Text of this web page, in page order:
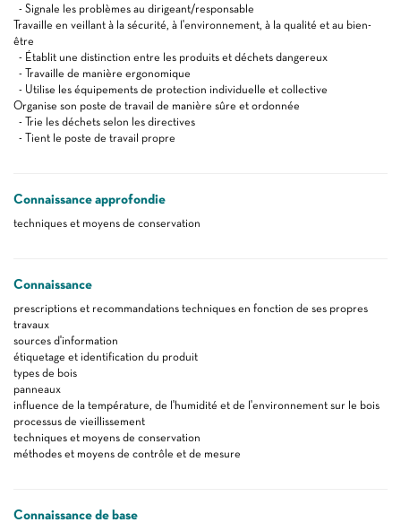
- Signale les problèmes au dirigeant/responsable
Travaille en veillant à la sécurité, à l'environnement, à la qualité et au bien-
être
- Établit une distinction entre les produits et déchets dangereux
- Travaille de manière ergonomique
- Utilise les équipements de protection individuelle et collective
Organise son poste de travail de manière sûre et ordonnée
- Trie les déchets selon les directives
- Tient le poste de travail propre
Connaissance approfondie
techniques et moyens de conservation
Connaissance
prescriptions et recommandations techniques en fonction de ses propres
travaux
sources d'information
étiquetage et identification du produit
types de bois
panneaux
influence de la température, de l'humidité et de l'environnement sur le bois
processus de vieillissement
techniques et moyens de conservation
méthodes et moyens de contrôle et de mesure
Connaissance de base